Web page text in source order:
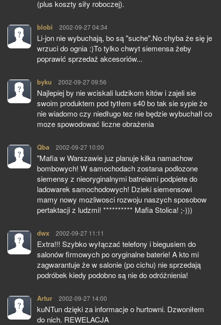
(plus koszty siły roboczej).
blobi pisze:
2002-09-27 04:34
Li-jon nie wybuchają, bo są "suche".No chyba że się je
wrzuci do ognia :)To tylko chwyt siemensa żeby
poprawić sprzedaż akcesoriów...
byku pisze:
2002-09-27 09:56
Najlepiej by nie wciskali ludzikom kitów i zajeli sie
swoim produktem pod tytłem s40 bo tak sie sypie że
nie wiadomo czy niedługo tez nie będzie wybuchałl co
moze spowodować liczne obrażenia
Qba pisze:
2002-09-27 10:00
"Mafia w Warszawie juz planuje kilka namachow
bombowych! W samochodach zostana podlozone
siemensy z nieoryginalnymi batreiami podpiete do
ladowarek samochodowych! Dzieki siemensowi
mamy nowy mozliwosci rozwoju naszych sposobow
pertaktacji z ludzmi! ********** Mafia Stolica! ;-)))
dwx pisze:
2002-09-27 11:11
Extra!!! Szybko wyłączać telefony i biegusiem do
salonów firmowych po oryginalne baterie! A kto mi
zagwarantuje że w salonie (po cichu) nie sprzedają
podróbek kiedy podobno są nie do odróżnienia!
Artur pisze:
2002-09-27 14:00
kuNTun dzięki za informacje o hurtowni. Dzwoniłem
do nich. REWELACJA